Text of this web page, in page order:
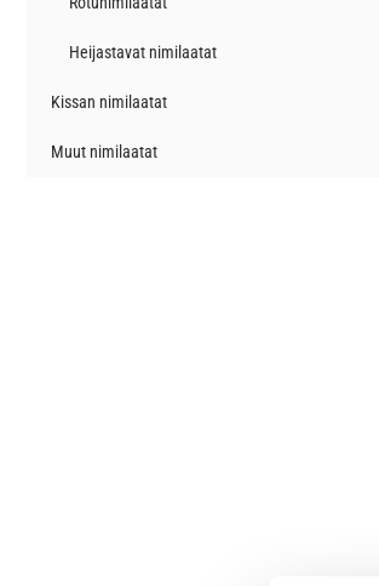
Heijastavat nimilaatat
Kissan nimilaatat
Muut nimilaatat